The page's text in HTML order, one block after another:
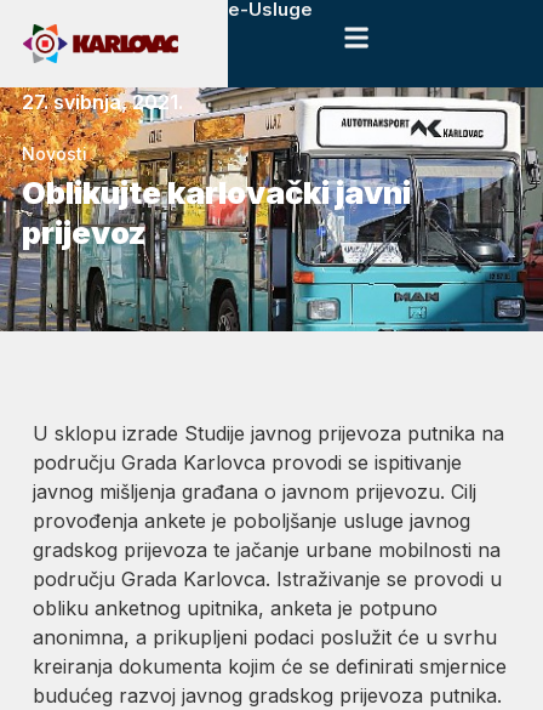
e-Usluge
27. svibnja, 2021.
Novosti
Oblikujte karlovački javni
prijevoz
U sklopu izrade Studije javnog prijevoza putnika na
području Grada Karlovca provodi se ispitivanje
javnog mišljenja građana o javnom prijevozu. Cilj
provođenja ankete je poboljšanje usluge javnog
gradskog prijevoza te jačanje urbane mobilnosti na
području Grada Karlovca. Istraživanje se provodi u
obliku anketnog upitnika, anketa je potpuno
anonimna, a prikupljeni podaci poslužit će u svrhu
kreiranja dokumenta kojim će se definirati smjernice
budućeg razvoj javnog gradskog prijevoza putnika.